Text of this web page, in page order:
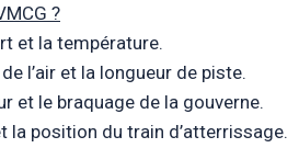
?
et la température.
l’air et la longueur de piste.
et le braquage de la gouverne.
la position du train d’atterrissage.